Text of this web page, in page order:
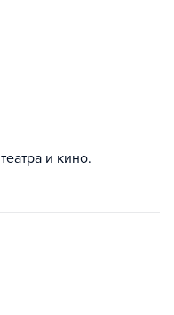
и кино.